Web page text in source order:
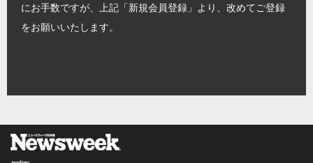
にお手数ですが、上記「新規会員登録」より、改めてご登録
をお願いいたします。